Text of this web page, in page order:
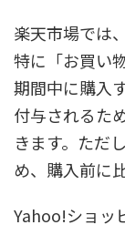
楽天市場では
特に「お買い
期間中に購入
付与されるた
きます。ただ
め、購入前に
Yahoo!ショッ